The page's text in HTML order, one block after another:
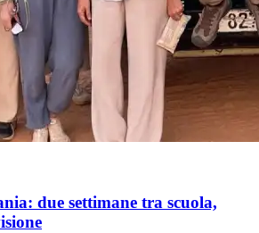
due settimane tra scuola,